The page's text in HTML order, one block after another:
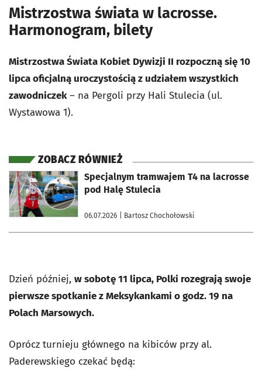
Mistrzostwa świata w lacrosse.
Harmonogram, bilety
Mistrzostwa Świata Kobiet Dywizji II rozpoczną się 10
lipca oficjalną uroczystością z udziałem wszystkich
zawodniczek– na Pergoli przy Hali Stulecia (ul.
Wystawowa 1).
ZOBACZ RÓWNIEŻ
Specjalnym tramwajem T4 na lacrosse
pod Halę Stulecia
06.07.2026 | Bartosz Chochołowski
otworzy się w nowej karcie
Dzień później, w sobotę 11 lipca, Polki rozegrają swoje
pierwsze spotkanie z Meksykankami o godz. 19 na
Polach Marsowych.
Oprócz turnieju głównego na kibiców przy al.
Paderewskiego czekać będą: